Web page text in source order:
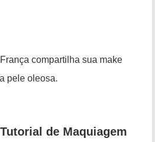
compartilha sua make
pele oleosa.
de Maquiagem